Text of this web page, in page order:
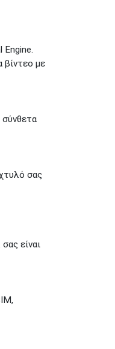
βίντεο με
σας
είναι